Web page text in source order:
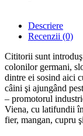
Descriere
Recenzii (0)
Cititorii sunt
colonilor germani,
dintre ei sosind aici
câini şi ajungând
– promotorul
Viena, cu latifundii
fier, mangan, cupru